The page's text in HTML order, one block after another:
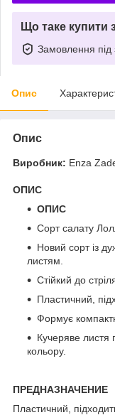
Що таке купити
Замовлення під
Опис
Опис
Виробник: Enza
ОПИС
ОПИС
Сорт салату
Новий сорт із
листям.
Стійкий до
Пластичний,
Формує
Кучеряве листя
кольору.
ПРЕДНАЗНАЧЕНИЕ
Пластичний,